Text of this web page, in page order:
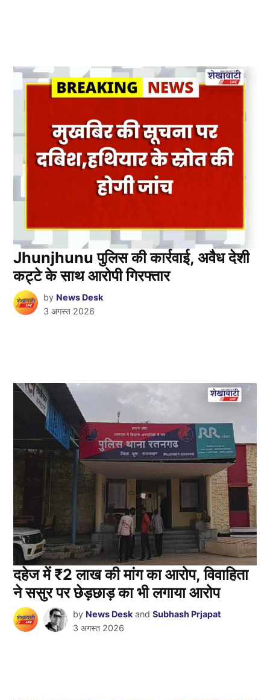
Jhunjhunu पुलिस की कार्रवाई, अवैध देशी
कट्टे के साथ आरोपी गिरफ्तार
by News Desk
3 अगस्त 2026
दहेज में ₹2 लाख की मांग का आरोप, विवाहिता
ने ससुर पर छेड़छाड़ का भी लगाया आरोप
by News Desk andSubhash Prjapat
3 अगस्त 2026